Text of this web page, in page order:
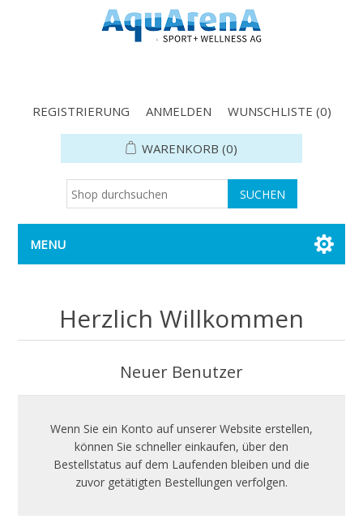
REGISTRIERUNG ANMELDEN WUNSCHLISTE (0)
WARENKORB (0)
MENU
Herzlich Willkommen
Neuer Benutzer
Wenn Sie ein Konto auf unserer Website erstellen,
können Sie schneller einkaufen, über den
Bestellstatus auf dem Laufenden bleiben und die
zuvor getätigten Bestellungen verfolgen.